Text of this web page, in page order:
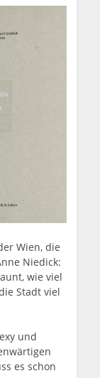
Wien, die
Niedick:
wie viel
Stadt viel
und
es schon